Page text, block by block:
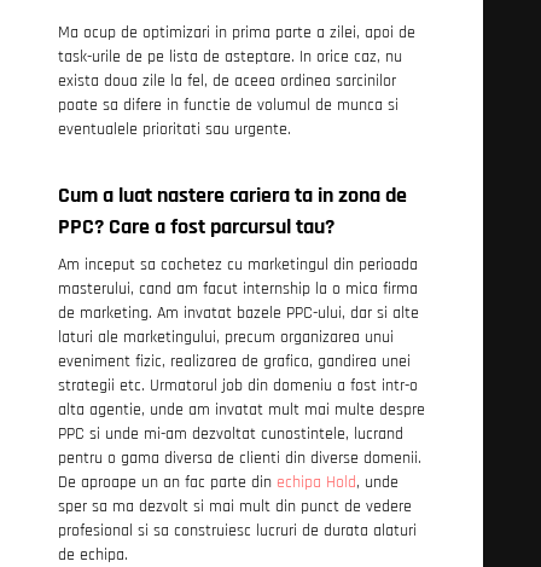
Ma ocup de optimizari in prima parte a zilei, apoi de
task-urile de pe lista de asteptare. In orice caz, nu
exista doua zile la fel, de aceea ordinea sarcinilor
poate sa difere in functie de volumul de munca si
eventualele prioritati sau urgente.
Cum a luat nastere cariera ta in zona de
PPC? Care a fost parcursul tau?
Am inceput sa cochetez cu marketingul din perioada
masterului, cand am facut internship la o mica firma
de marketing. Am invatat bazele PPC-ului, dar si alte
laturi ale marketingului, precum organizarea unui
eveniment fizic, realizarea de grafica, gandirea unei
strategii etc. Urmatorul job din domeniu a fost intr-o
alta agentie, unde am invatat mult mai multe despre
PPC si unde mi-am dezvoltat cunostintele, lucrand
pentru o gama diversa de clienti din diverse domenii.
De aproape un an fac parte din echipa Hold, unde
sper sa ma dezvolt si mai mult din punct de vedere
profesional si sa construiesc lucruri de durata alaturi
de echipa.